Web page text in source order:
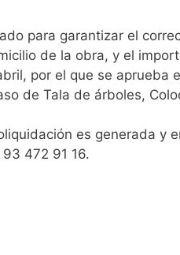
para garantizar el
de la obra, y el
por el que se aprueba
de Tala de árboles,
es generada y
472 91 16.